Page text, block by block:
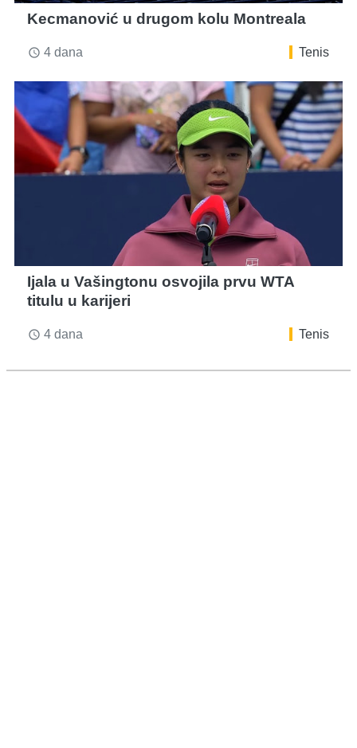
Kecmanović u drugom kolu Montreala
access_time 4 dana Tenis
Ijala u Vašingtonu osvojila prvu WTA
titulu u karijeri
access_time 4 dana Tenis